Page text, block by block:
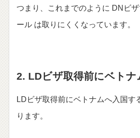
つまり、これまでのように DNビ
ール は取りにくくなっています。
2. LDビザ取得前にベト
LDビザ取得前にベトナムへ入国
ります。